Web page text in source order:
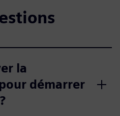
la
démarrer